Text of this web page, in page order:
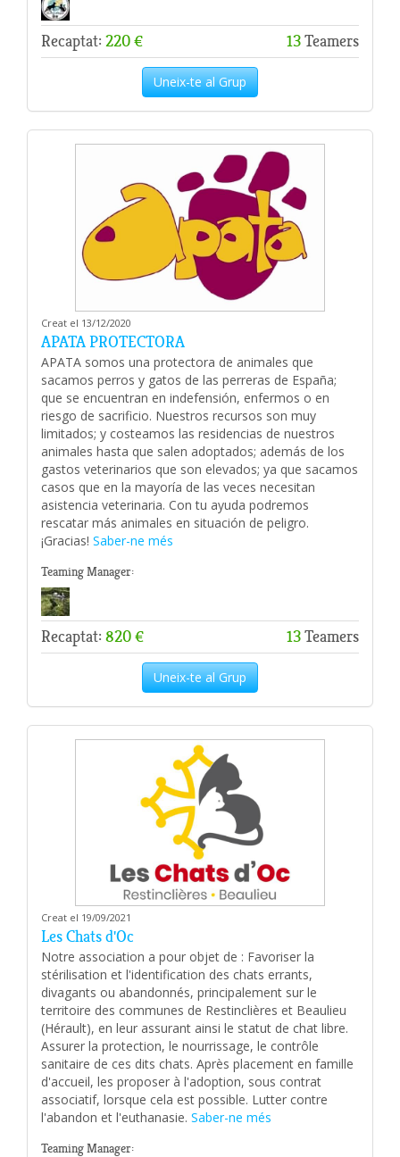
Recaptat: 220 € 13Teamers
Uneix-te al Grup
Creat el 13/12/2020
APATA PROTECTORA
APATA somos una protectora de animales que
sacamos perros y gatos de las perreras de España;
que se encuentran en indefensión, enfermos o en
riesgo de sacrificio. Nuestros recursos son muy
limitados; y costeamos las residencias de nuestros
animales hasta que salen adoptados; además de los
gastos veterinarios que son elevados; ya que sacamos
casos que en la mayoría de las veces necesitan
asistencia veterinaria. Con tu ayuda podremos
rescatar más animales en situación de peligro.
¡Gracias! Saber-ne més
Teaming Manager:
Recaptat: 820 € 13Teamers
Uneix-te al Grup
Creat el 19/09/2021
Les Chats d'Oc
Notre association a pour objet de : Favoriser la
stérilisation et l'identification des chats errants,
divagants ou abandonnés, principalement sur le
territoire des communes de Restinclières et Beaulieu
(Hérault), en leur assurant ainsi le statut de chat libre.
Assurer la protection, le nourrissage, le contrôle
sanitaire de ces dits chats. Après placement en famille
d'accueil, les proposer à l'adoption, sous contrat
associatif, lorsque cela est possible. Lutter contre
l'abandon et l'euthanasie. Saber-ne més
Teaming Manager: